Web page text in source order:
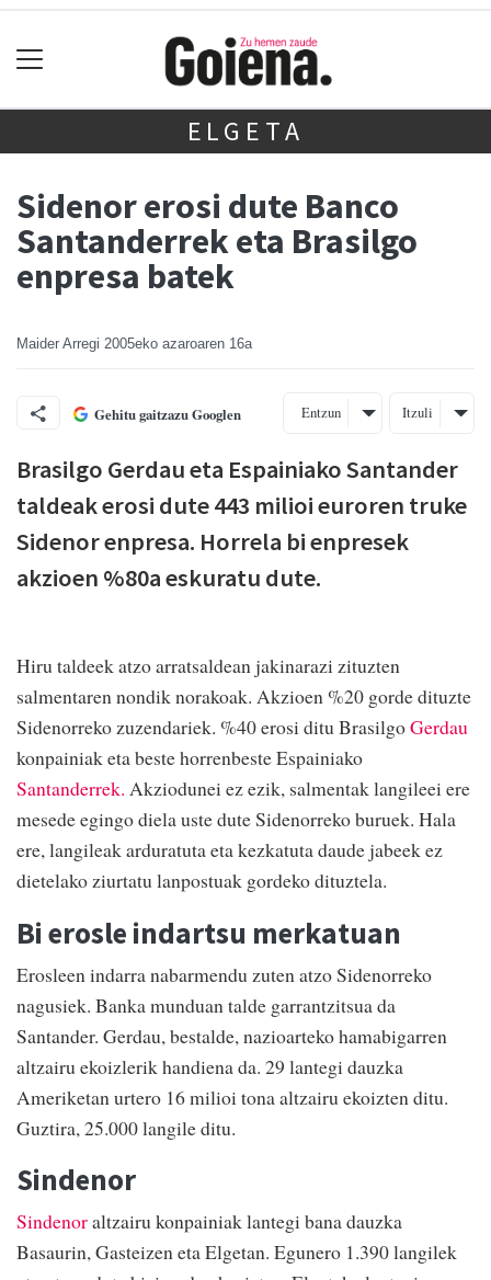
ELGETA
Sidenor erosi dute Banco
Santanderrek eta Brasilgo
enpresa batek
Maider Arregi 2005eko azaroaren 16a
Gehitu gaitzazu Googlen Entzun Itzuli
Brasilgo Gerdau eta Espainiako Santander
taldeak erosi dute 443 milioi euroren truke
Sidenor enpresa. Horrela bi enpresek
akzioen %80a eskuratu dute.
Hiru taldeek atzo arratsaldean jakinarazi zituzten
salmentaren nondik norakoak. Akzioen %20 gorde dituzte
Sidenorreko zuzendariek. %40 erosi ditu BrasilgoGerdau
konpainiak eta beste horrenbeste Espainiako
Santanderrek. Akziodunei ez ezik, salmentak langileei ere
mesede egingo diela uste dute Sidenorreko buruek. Hala
ere, langileak arduratuta eta kezkatuta daude jabeek ez
dietelako ziurtatu lanpostuak gordeko dituztela.
Bi erosle indartsu merkatuan
Erosleen indarra nabarmendu zuten atzo Sidenorreko
nagusiek. Banka munduan talde garrantzitsua da
Santander. Gerdau, bestalde, nazioarteko hamabigarren
altzairu ekoizlerik handiena da. 29 lantegi dauzka
Ameriketan urtero 16 milioi tona altzairu ekoizten ditu.
Guztira, 25.000 langile ditu.
Sindenor
Sindenoraltzairu konpainiak lantegi bana dauzka
Basaurin, Gasteizen eta Elgetan. Egunero 1.390 langilek